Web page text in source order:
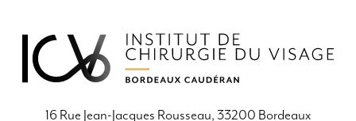
16 Rue Jean-Jacques Rousseau, 33200 Bordeaux